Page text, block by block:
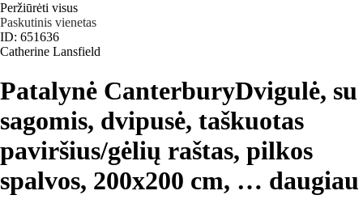
Peržiūrėti visus
Paskutinis vienetas
ID: 651636
Catherine Lansfield
Patalynė CanterburyDvigulė, su
sagomis, dvipusė, taškuotas
paviršius/gėlių raštas, pilkos
spalvos, 200x200 cm, … daugiau